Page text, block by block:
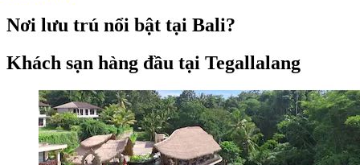
Nơi lưu trú nổi bật tại Bali?
Khách sạn hàng đầu tại Tegallalang